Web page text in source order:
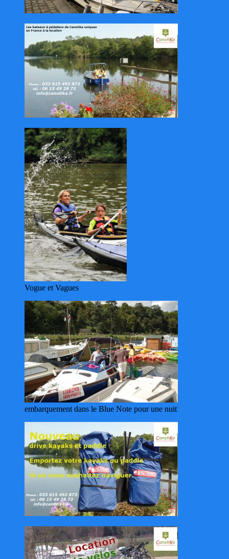
Vogue et Vagues
embarquement dans le Blue Note pour une nuit